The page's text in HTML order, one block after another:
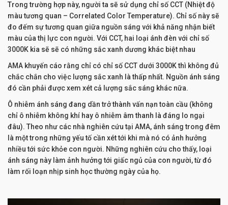
Trong trường hợp này, người ta sẽ sử dụng chỉ số CCT (Nhiệt độ
màu tương quan – Correlated Color Temperature). Chỉ số này sẽ
đo đếm sự tương quan giữa nguồn sáng với khả năng nhận biết
màu của thị lực con người. Với CCT, hai loại ánh đèn với chỉ số
3000K kia sẽ sẽ có những sắc xanh dương khác biệt nhau
AMA khuyến cáo rằng chỉ có chỉ số CCT dưới 3000K thì không đủ
chắc chắn cho việc lượng sắc xanh là thấp nhất. Nguồn ánh sáng
đó cần phải được xem xét cả lượng sắc sáng khác nữa.
Ô nhiễm ánh sáng đang dần trở thành vấn nạn toàn cầu (không
chỉ ô nhiễm không khí hay ô nhiễm âm thanh là đáng lo ngại
đâu). Theo như các nhà nghiên cứu tại AMA, ánh sáng trong đêm
là một trong những yếu tố cần xét tới khi mà nó có ảnh hưởng
nhiều tới sức khỏe con người. Những nghiên cứu cho thấy, loại
ánh sáng này làm ảnh hưởng tới giấc ngủ của con người, từ đó
làm rối loạn nhịp sinh học thường ngày của họ.